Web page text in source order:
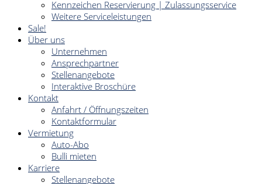
Kennzeichen Reservierung | Zulassungsservice
Weitere Serviceleistungen
Sale!
Über uns
Unternehmen
Ansprechpartner
Stellenangebote
Interaktive Broschüre
Kontakt
Anfahrt / Öffnungszeiten
Kontaktformular
Vermietung
Auto-Abo
Bulli mieten
Karriere
Stellenangebote